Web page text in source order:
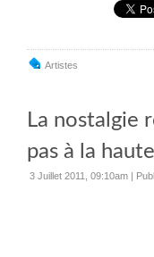
Artistes
La nostalgie
pas à la
3 Juillet 2011, 09:10am |